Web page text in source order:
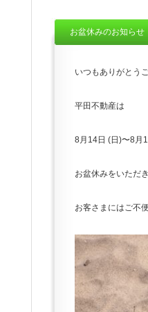
お盆休みのお知らせ
いつもありがとう
平田不動産は
8月14日 (日)〜8月
お盆休みをいただき
お客さまにはご不